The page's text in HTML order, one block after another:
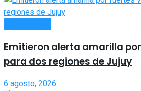
Emitieron alerta amarilla
para dos regiones de Jujuy
6 agosto, 2026